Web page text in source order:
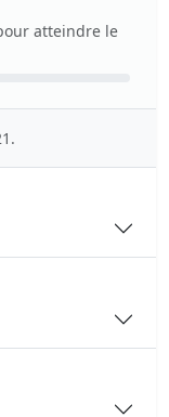
atteindre le